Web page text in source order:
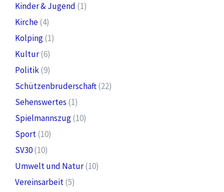
Kinder & Jugend (1)
Kirche(4)
Kolping(1)
Kultur(6)
Politik(9)
Schützenbruderschaft(22)
Sehenswertes (1)
Spielmannszug(10)
Sport(10)
SV30(10)
Umwelt und Natur(10)
Vereinsarbeit(5)